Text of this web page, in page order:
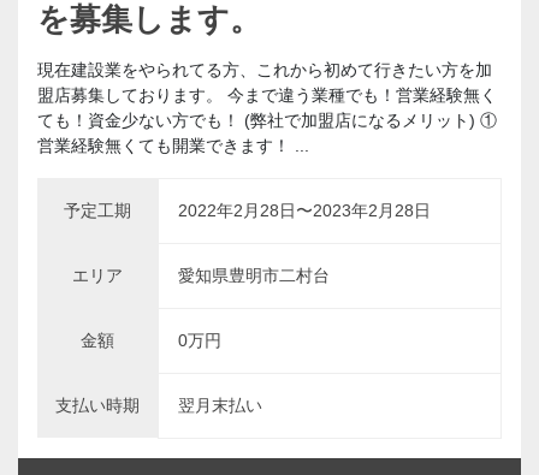
を募集します。
現在建設業をやられてる方、これから初めて行きたい方を加
盟店募集しております。 今まで違う業種でも！営業経験無く
ても！資金少ない方でも！ (弊社で加盟店になるメリット) ①
営業経験無くても開業できます！ ...
予定工期 2022年2月28日〜2023年2月28日
エリア 愛知県豊明市二村台
金額 0万円
支払い時期 翌月末払い